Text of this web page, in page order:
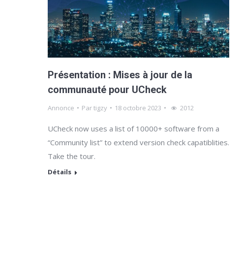
Présentation : Mises à jour de la
communauté pour UCheck
Annonce Partigzy 18 octobre 2023 2012
UCheck now uses a list of 10000+ software from a
“Community list” to extend version check capatiblities.
Take the tour.
Détails